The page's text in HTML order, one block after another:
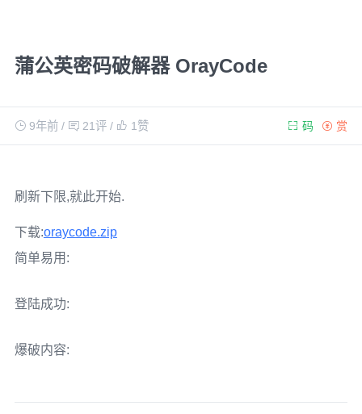
蒲公英密码破解器 OrayCode
9年前/ 21评/ 1 赞 赏
码
刷新下限,就此开始.
下载:oraycode.zip
简单易用:
登陆成功:
爆破内容: